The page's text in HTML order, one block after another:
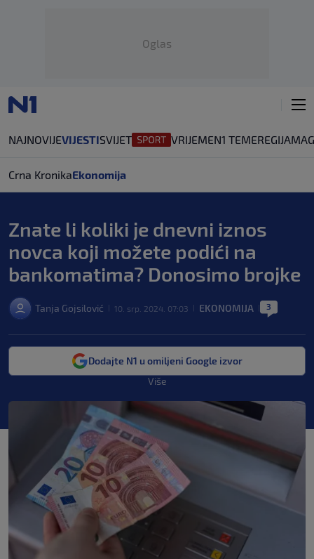
Oglas
NAJNOVIJEVIJESTISVIJET VRIJEMEN1 TEMEREGIJA
Crna KronikaEkonomija
Znate li koliki je dnevni iznos
novca koji možete podići na
bankomatima? Donosimo brojke
Tanja Gojsilović 10. srp. 2024. 07:03 EKONOMIJA 3
Dodajte N1 u omiljeni Google izvor
Više